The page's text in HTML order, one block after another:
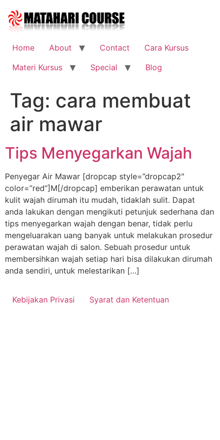
content
Home
About Contact
Cara Kursus
Materi Kursus
Special Blog
Tag: cara membuat
air mawar
Tips Menyegarkan Wajah
Penyegar Air Mawar [dropcap style=”dropcap2″
color=”red”]M[/dropcap] emberikan perawatan untuk
kulit wajah dirumah itu mudah, tidaklah sulit. Dapat
anda lakukan dengan mengikuti petunjuk sederhana dan
tips menyegarkan wajah dengan benar, tidak perlu
mengeluarakan uang banyak untuk melakukan prosedur
perawatan wajah di salon. Sebuah prosedur untuk
membersihkan wajah setiap hari bisa dilakukan dirumah
anda sendiri, untuk melestarikan […]
Kebijakan Privasi Syarat dan Ketentuan